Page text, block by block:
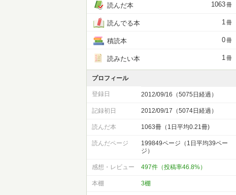
読んだ本 1063冊
読んでる本 1冊
積読本 0冊
読みたい本 1冊
プロフィール
登録日 2012/09/16（5075日経過）
記録初日 2012/09/17（5074日経過）
読んだ本 1063冊（1日平均0.21冊)
読んだページ
199849ページ（1日平均39ペー
ジ）
感想・レビュー 497件（投稿率46.8%）
本棚 3棚